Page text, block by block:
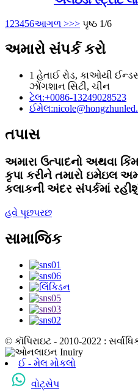
1 23456આગળ >>> પૃષ્ઠ 1/6
અમારો સંપર્ક કરો
1 હેતાઈ રોડ, કાઓયી
ઝોંગશાન સિટી, ચીન
ટેલ:+0086-13249028523
ઈમેલ:
તપાસ
અમારા ઉત્પાદનો અથવા
કૃપા કરીને તમારો ઇમેઇલ
કલાકની અંદર સંપર્કમાં
હવે પૂછપરછ
સામાજિક
© કૉપિરાઇટ - 2010-2022 :
ઈ - મેલ મોકલો
વોટ્સેપ